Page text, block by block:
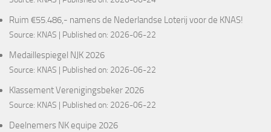
Ruim €55.486,- namens de Nederlandse Loterij voor de KNAS!
Source: KNAS Published on: 2026-06-22
Medaillespiegel NJK 2026
Source: KNAS Published on: 2026-06-22
Klassement Verenigingsbeker 2026
Source: KNAS Published on: 2026-06-22
Deelnemers NK equipe 2026